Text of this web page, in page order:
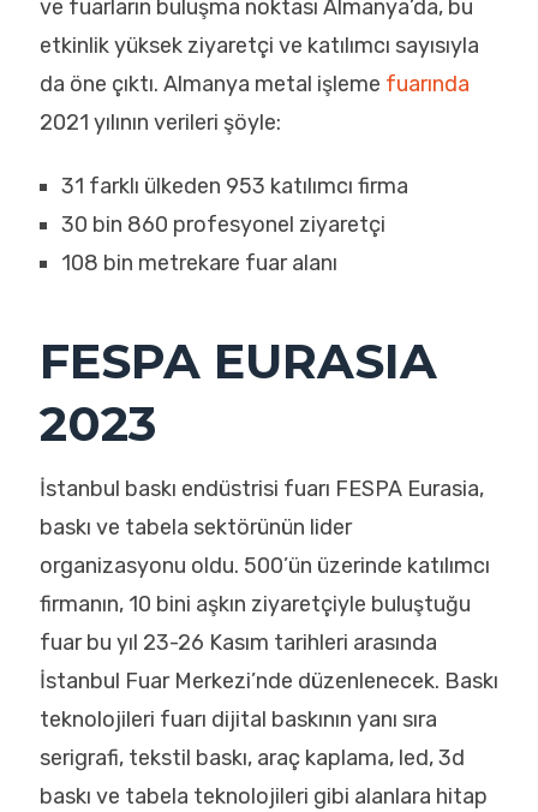
ve fuarların buluşma noktası Almanya’da, bu
etkinlik yüksek ziyaretçi ve katılımcı sayısıyla
da öne çıktı. Almanya metal işleme fuarında
2021 yılının verileri şöyle:
31 farklı ülkeden 953 katılımcı firma
30 bin 860 profesyonel ziyaretçi
108 bin metrekare fuar alanı
FESPA EURASIA
2023
İstanbul baskı endüstrisi fuarı FESPA Eurasia,
baskı ve tabela sektörünün lider
organizasyonu oldu. 500’ün üzerinde katılımcı
firmanın, 10 bini aşkın ziyaretçiyle buluştuğu
fuar bu yıl 23-26 Kasım tarihleri arasında
İstanbul Fuar Merkezi’nde düzenlenecek. Baskı
teknolojileri fuarı dijital baskının yanı sıra
serigrafi, tekstil baskı, araç kaplama, led, 3d
baskı ve tabela teknolojileri gibi alanlara hitap